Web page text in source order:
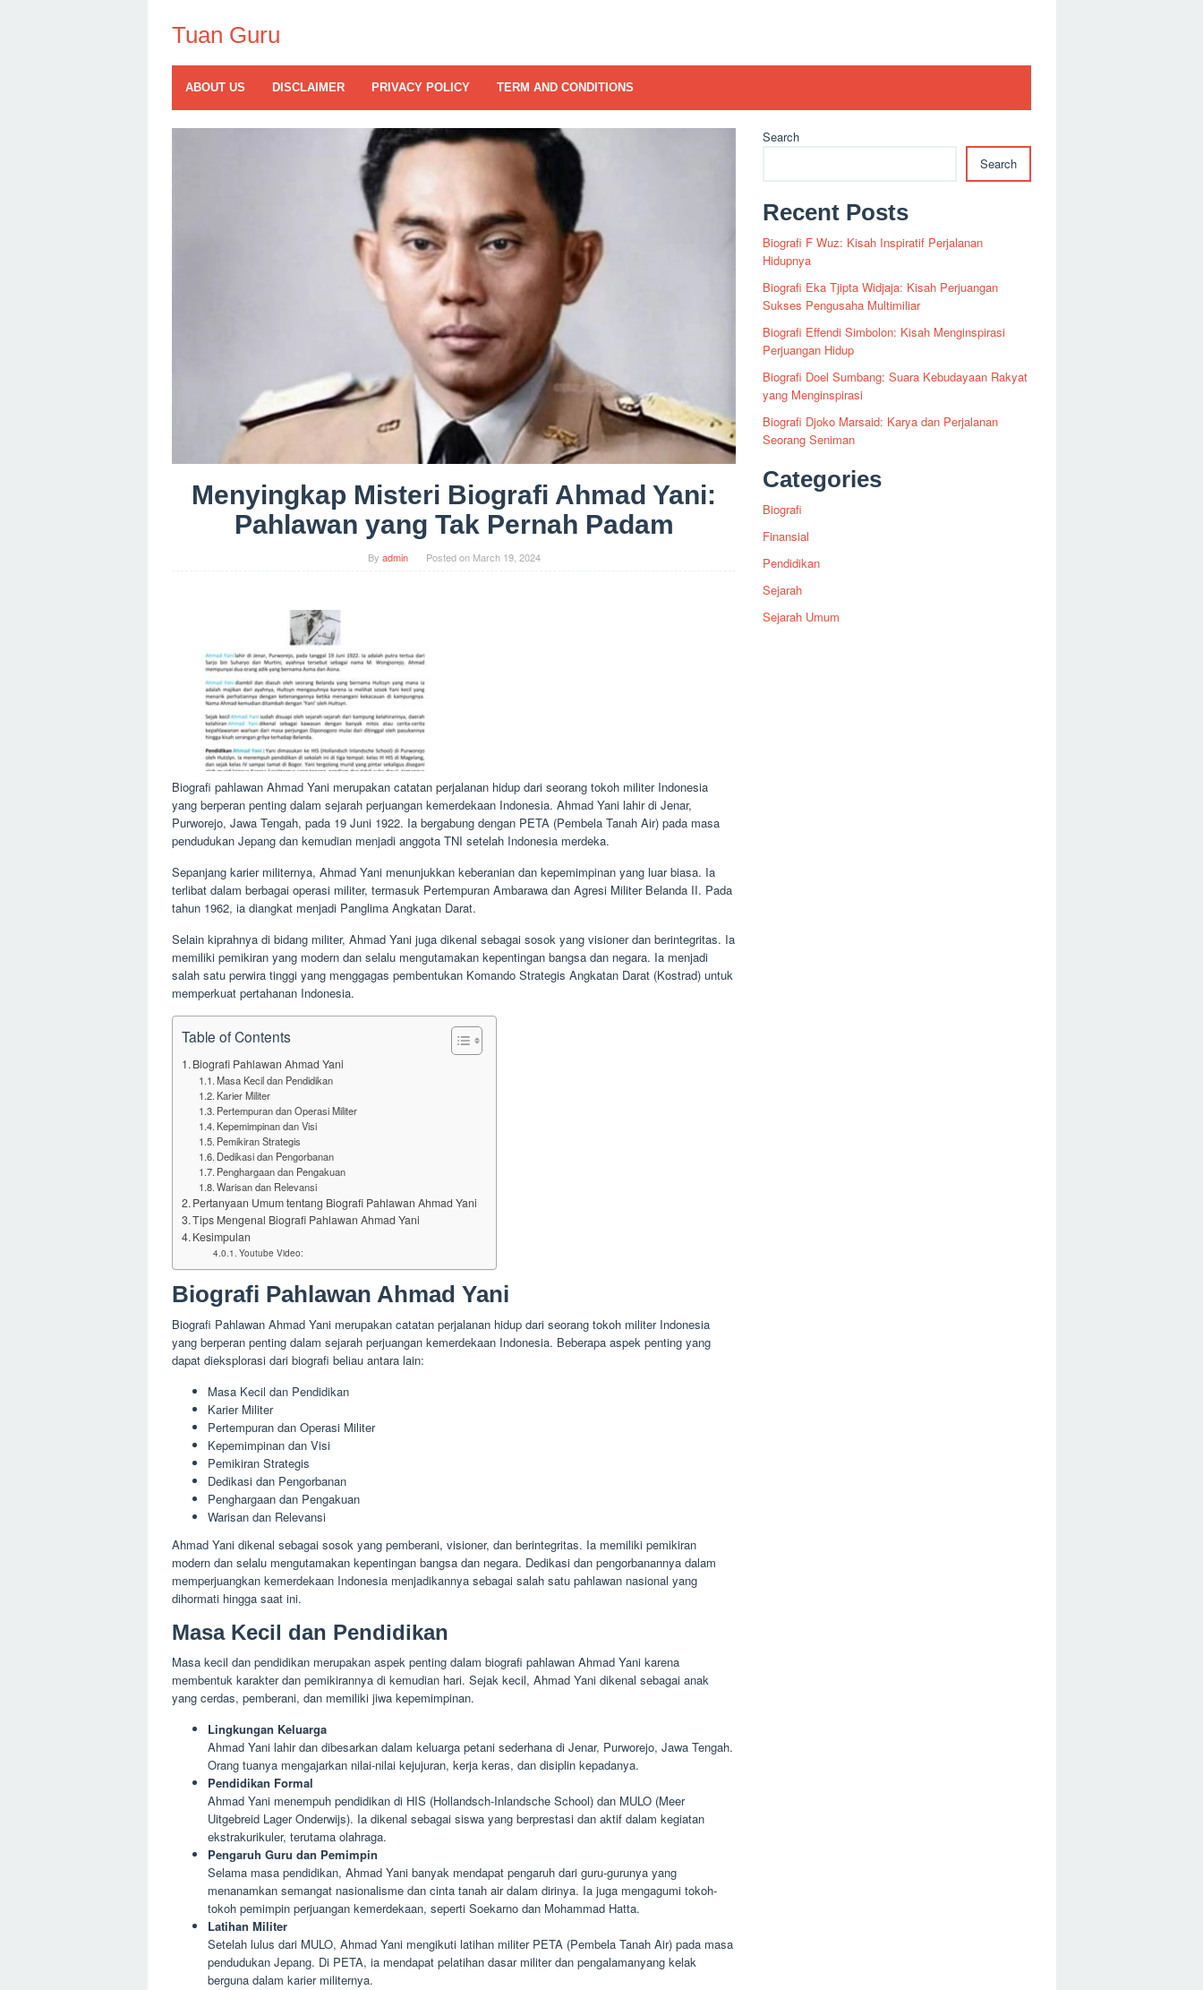
contentTuan Guru
ABOUT US DISCLAIMER PRIVACY POLICY TERM AND CONDITIONS
Menyingkap Misteri Biografi Ahmad Yani:
Pahlawan yang Tak Pernah Padam
By admin Posted on March 19, 2024
Biografi pahlawan Ahmad Yani merupakan catatan perjalanan hidup dari seorang tokoh militer Indonesia
yang berperan penting dalam sejarah perjuangan kemerdekaan Indonesia. Ahmad Yani lahir di Jenar,
Purworejo, Jawa Tengah, pada 19 Juni 1922. Ia bergabung dengan PETA (Pembela Tanah Air) pada masa
pendudukan Jepang dan kemudian menjadi anggota TNI setelah Indonesia merdeka.
Sepanjang karier militernya, Ahmad Yani menunjukkan keberanian dan kepemimpinan yang luar biasa. Ia
terlibat dalam berbagai operasi militer, termasuk Pertempuran Ambarawa dan Agresi Militer Belanda II. Pada
tahun 1962, ia diangkat menjadi Panglima Angkatan Darat.
Selain kiprahnya di bidang militer, Ahmad Yani juga dikenal sebagai sosok yang visioner dan berintegritas. Ia
memiliki pemikiran yang modern dan selalu mengutamakan kepentingan bangsa dan negara. Ia menjadi
salah satu perwira tinggi yang menggagas pembentukan Komando Strategis Angkatan Darat (Kostrad) untuk
memperkuat pertahanan Indonesia.
Table of Contents
Biografi Pahlawan Ahmad Yani
Masa Kecil dan Pendidikan
Karier Militer
Pertempuran dan Operasi Militer
Kepemimpinan dan Visi
Pemikiran Strategis
Dedikasi dan Pengorbanan
Penghargaan dan Pengakuan
Warisan dan Relevansi
Pertanyaan Umum tentang Biografi Pahlawan Ahmad Yani
Tips Mengenal Biografi Pahlawan Ahmad Yani
Kesimpulan
Youtube Video:
Biografi Pahlawan Ahmad Yani
Biografi Pahlawan Ahmad Yani merupakan catatan perjalanan hidup dari seorang tokoh militer Indonesia
yang berperan penting dalam sejarah perjuangan kemerdekaan Indonesia. Beberapa aspek penting yang
dapat dieksplorasi dari biografi beliau antara lain:
Masa Kecil dan Pendidikan
Karier Militer
Pertempuran dan Operasi Militer
Kepemimpinan dan Visi
Pemikiran Strategis
Dedikasi dan Pengorbanan
Penghargaan dan Pengakuan
Warisan dan Relevansi
Ahmad Yani dikenal sebagai sosok yang pemberani, visioner, dan berintegritas. Ia memiliki pemikiran
modern dan selalu mengutamakan kepentingan bangsa dan negara. Dedikasi dan pengorbanannya dalam
memperjuangkan kemerdekaan Indonesia menjadikannya sebagai salah satu pahlawan nasional yang
dihormati hingga saat ini.
Masa Kecil dan Pendidikan
Masa kecil dan pendidikan merupakan aspek penting dalam biografi pahlawan Ahmad Yani karena
membentuk karakter dan pemikirannya di kemudian hari. Sejak kecil, Ahmad Yani dikenal sebagai anak
yang cerdas, pemberani, dan memiliki jiwa kepemimpinan.
Lingkungan Keluarga
Ahmad Yani lahir dan dibesarkan dalam keluarga petani sederhana di Jenar, Purworejo, Jawa Tengah.
Orang tuanya mengajarkan nilai-nilai kejujuran, kerja keras, dan disiplin kepadanya.
Pendidikan Formal
Ahmad Yani menempuh pendidikan di HIS (Hollandsch-Inlandsche School) dan MULO (Meer
Uitgebreid Lager Onderwijs). Ia dikenal sebagai siswa yang berprestasi dan aktif dalam kegiatan
ekstrakurikuler, terutama olahraga.
Pengaruh Guru dan Pemimpin
Selama masa pendidikan, Ahmad Yani banyak mendapat pengaruh dari guru-gurunya yang
menanamkan semangat nasionalisme dan cinta tanah air dalam dirinya. Ia juga mengagumi tokoh-
tokoh pemimpin perjuangan kemerdekaan, seperti Soekarno dan Mohammad Hatta.
Latihan Militer
Setelah lulus dari MULO, Ahmad Yani mengikuti latihan militer PETA (Pembela Tanah Air) pada masa
pendudukan Jepang. Di PETA, ia mendapat pelatihan dasar militer dan pengalamanyang kelak
berguna dalam karier militernya.
Search
Search
Recent Posts
Biografi F Wuz: Kisah Inspiratif Perjalanan
Hidupnya
Biografi Eka Tjipta Widjaja: Kisah Perjuangan
Sukses Pengusaha Multimiliar
Biografi Effendi Simbolon: Kisah Menginspirasi
Perjuangan Hidup
Biografi Doel Sumbang: Suara Kebudayaan Rakyat
yang Menginspirasi
Biografi Djoko Marsaid: Karya dan Perjalanan
Seorang Seniman
Categories
Biografi
Finansial
Pendidikan
Sejarah
Sejarah Umum